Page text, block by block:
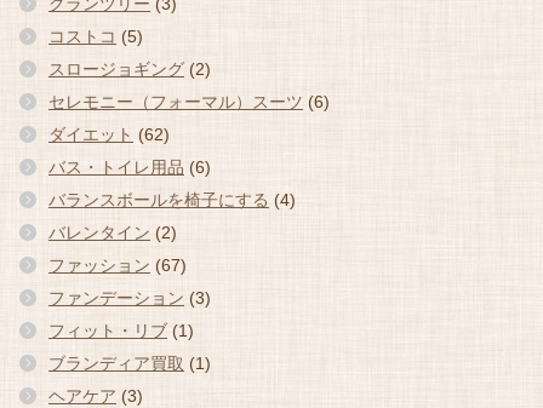
グランツリー (3)
コストコ (5)
スロージョギング (2)
セレモニー（フォーマル）スーツ (6)
ダイエット (62)
バス・トイレ用品 (6)
バランスボールを椅子にする (4)
バレンタイン (2)
ファッション (67)
ファンデーション (3)
フィット・リブ(1)
ブランディア買取 (1)
ヘアケア (3)